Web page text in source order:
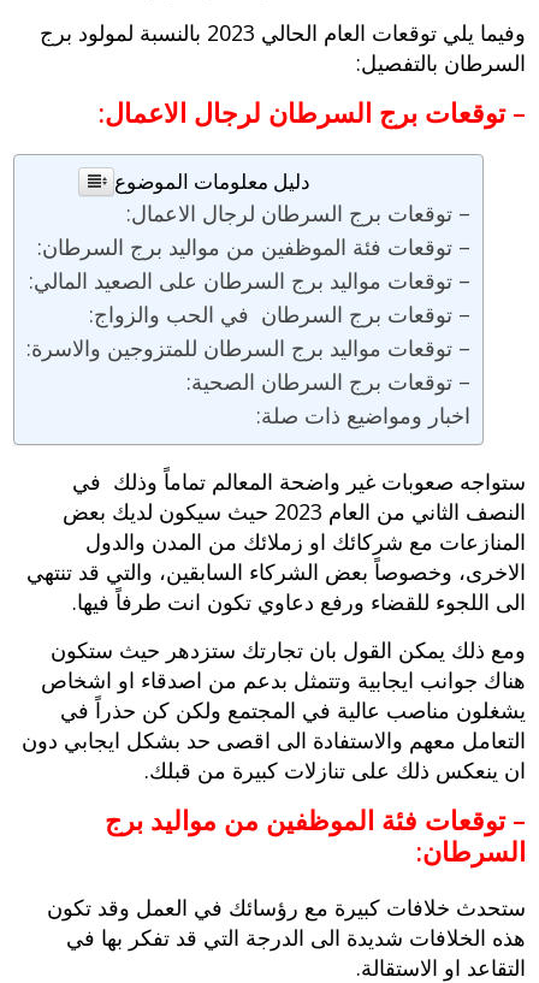
وفيما يليتوقعات العام الحالي 2023
بالنسبة لمولود برج
السرطان بالتفصيل:
– توقعات برج السرطان لرجال الاعمال:
دليل معلومات الموضوع
– توقعات برج السرطان لرجال الاعمال:
– توقعات فئة الموظفين من مواليد برج السرطان:
– توقعات مواليد برج السرطان على الصعيد المالي:
– توقعات برج السرطان في الحب والزواج:
– توقعات مواليد برج السرطان للمتزوجين والاسرة:
– توقعات برج السرطان الصحية:
اخبار ومواضيع ذات صلة:
ستواجه صعوبات غير واضحة المعالم تماماً وذلك في
النصف الثاني من العام 2023 حيث سيكون لديك بعض
المنازعات مع شركائك او زملائك من المدن والدول
الاخرى، وخصوصاً بعض الشركاء السابقين، والتي قد تنتهي
الى اللجوء للقضاء ورفع دعاوي تكون انت طرفاً فيها.
ومع ذلك يمكن القول بان تجارتك ستزدهر حيث ستكون
هناك جوانب ايجابية وتتمثل بدعم من اصدقاء او اشخاص
يشغلون مناصب عالية في المجتمع ولكن كن حذراً في
التعامل معهم والاستفادة الى اقصى حد بشكل ايجابي دون
ان ينعكس ذلك على تنازلات كبيرة من قبلك.
– توقعات فئة الموظفين من مواليد برج
السرطان:
ستحدث خلافات كبيرة مع رؤسائك في العمل وقد تكون
هذه الخلافات شديدة الى الدرجة التي قد تفكر بها في
التقاعد او الاستقالة.